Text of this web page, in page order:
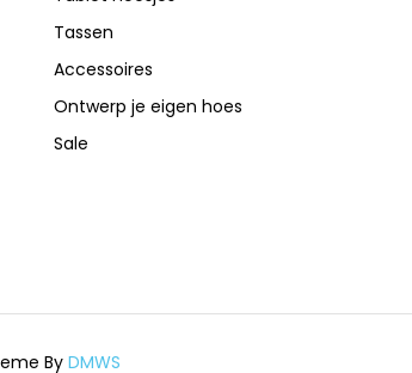
Tassen
Accessoires
Ontwerp je eigen hoes
Sale
By DMWS